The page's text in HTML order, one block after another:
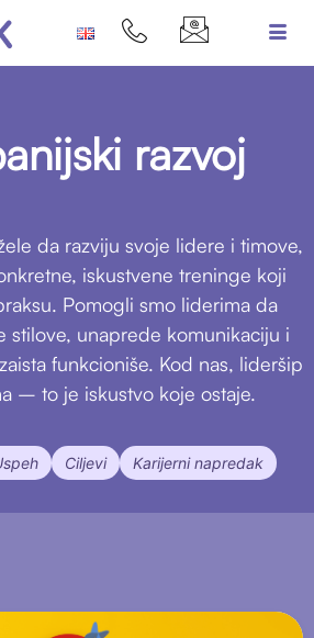
razvoj
da razviju svoje lidere i timove,
iskustvene treninge koji
Pomogli smo liderima da
stilove, unaprede komunikaciju i
funkcioniše. Kod nas, lideršip
– to je iskustvo koje ostaje.
Ciljevi Karijerni napredak